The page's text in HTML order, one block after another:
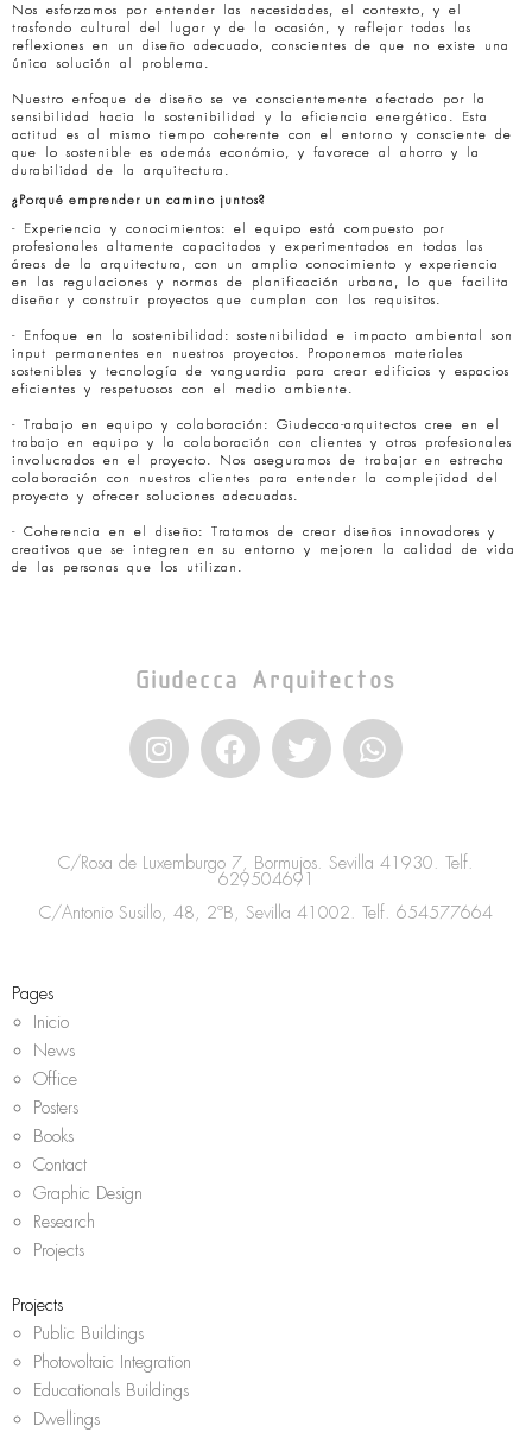
Nos esforzamos por entender las necesidades, el contexto, y el
trasfondo cultural del lugar y de la ocasión, y reflejar todas las
reflexiones en un diseño adecuado, conscientes de que no existe una
única solución al problema.
Nuestro enfoque de diseño se ve conscientemente afectado por la
sensibilidad hacia la sostenibilidad y la eficiencia energética. Esta
actitud es al mismo tiempo coherente con el entorno y consciente de
que lo sostenible es además económio, y favorece al ahorro y la
durabilidad de la arquitectura.
¿Porqué emprender un camino juntos?
- Experiencia y conocimientos: el equipo está compuesto por
profesionales altamente capacitados y experimentados en todas las
áreas de la arquitectura, con un amplio conocimiento y experiencia
en las regulaciones y normas de planificación urbana, lo que facilita
diseñar y construir proyectos que cumplan con los requisitos.
- Enfoque en la sostenibilidad: sostenibilidad e impacto ambiental son
input permanentes en nuestros proyectos. Proponemos materiales
sostenibles y tecnología de vanguardia para crear edificios y espacios
eficientes y respetuosos con el medio ambiente.
- Trabajo en equipo y colaboración: Giudecca-arquitectos cree en el
trabajo en equipo y la colaboración con clientes y otros profesionales
involucrados en el proyecto. Nos aseguramos de trabajar en estrecha
colaboración con nuestros clientes para entender la complejidad del
proyecto y ofrecer soluciones adecuadas.
- Coherencia en el diseño: Tratamos de crear diseños innovadores y
creativos que se integren en su entorno y mejoren la calidad de vida
de las personas que los utilizan.
Giudecca Arquitectos
I
n
a
g
r
F
a
b
o
o
T
w
t
e
r
W
h
s
a
p
C/Rosa de Luxemburgo 7, Bormujos. Sevilla 41930. Telf.
629504691
C/Antonio Susillo, 48, 2ºB, Sevilla 41002. Telf. 654577664
Pages
Inicio
News
Office
Posters
Books
Contact
Graphic Design
Research
Projects
Projects
Public Buildings
Photovoltaic Integration
Educationals Buildings
Dwellings